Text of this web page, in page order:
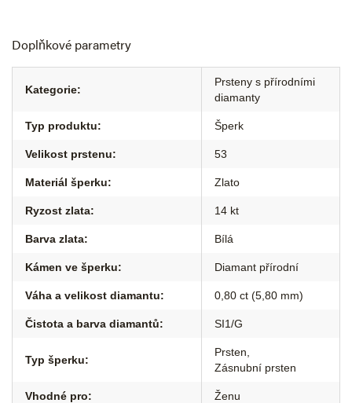
Doplňkové parametry
Kategorie:
Prsteny s přírodními
diamanty
Typ produktu: Šperk
Velikost prstenu: 53
Materiál šperku: Zlato
Ryzost zlata: 14 kt
Barva zlata: Bílá
Kámen ve šperku: Diamant přírodní
Váha a velikost diamantu: 0,80 ct (5,80 mm)
Čistota a barva diamantů: SI1/G
Typ šperku:
Prsten
Zásnubní prsten
Vhodné pro: Ženu